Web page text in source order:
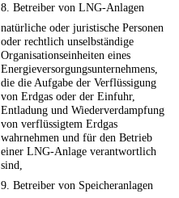
8. Betreiber von LNG-Anlagen
natürliche oder juristische Personen
oder rechtlich unselbständige
Organisationseinheiten eines
Energieversorgungsunternehmens,
die die Aufgabe der Verflüssigung
von Erdgas oder der Einfuhr,
Entladung und Wiederverdampfung
von verflüssigtem Erdgas
wahrnehmen und für den Betrieb
einer LNG-Anlage verantwortlich
sind,
9. Betreiber von Speicheranlagen